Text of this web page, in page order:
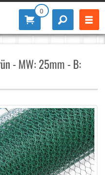
0
- MW: 25mm - B: